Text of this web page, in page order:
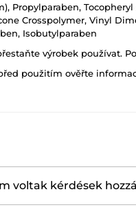
Propylparaben,
Crosspolymer, Vinyl
Isobutylparaben
výrobek používat.
použitím ověřte
voltak kérdések